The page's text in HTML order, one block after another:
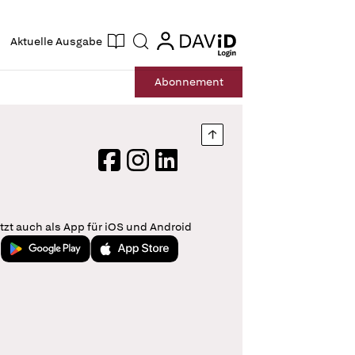
Aktuelle Ausgabe Suche login
login
Abonnement
Nach oben springen
FacebookInstagram
LinkedIn
auch als App für iOS und Android
Jetzt bei Google PlayLaden im App Store